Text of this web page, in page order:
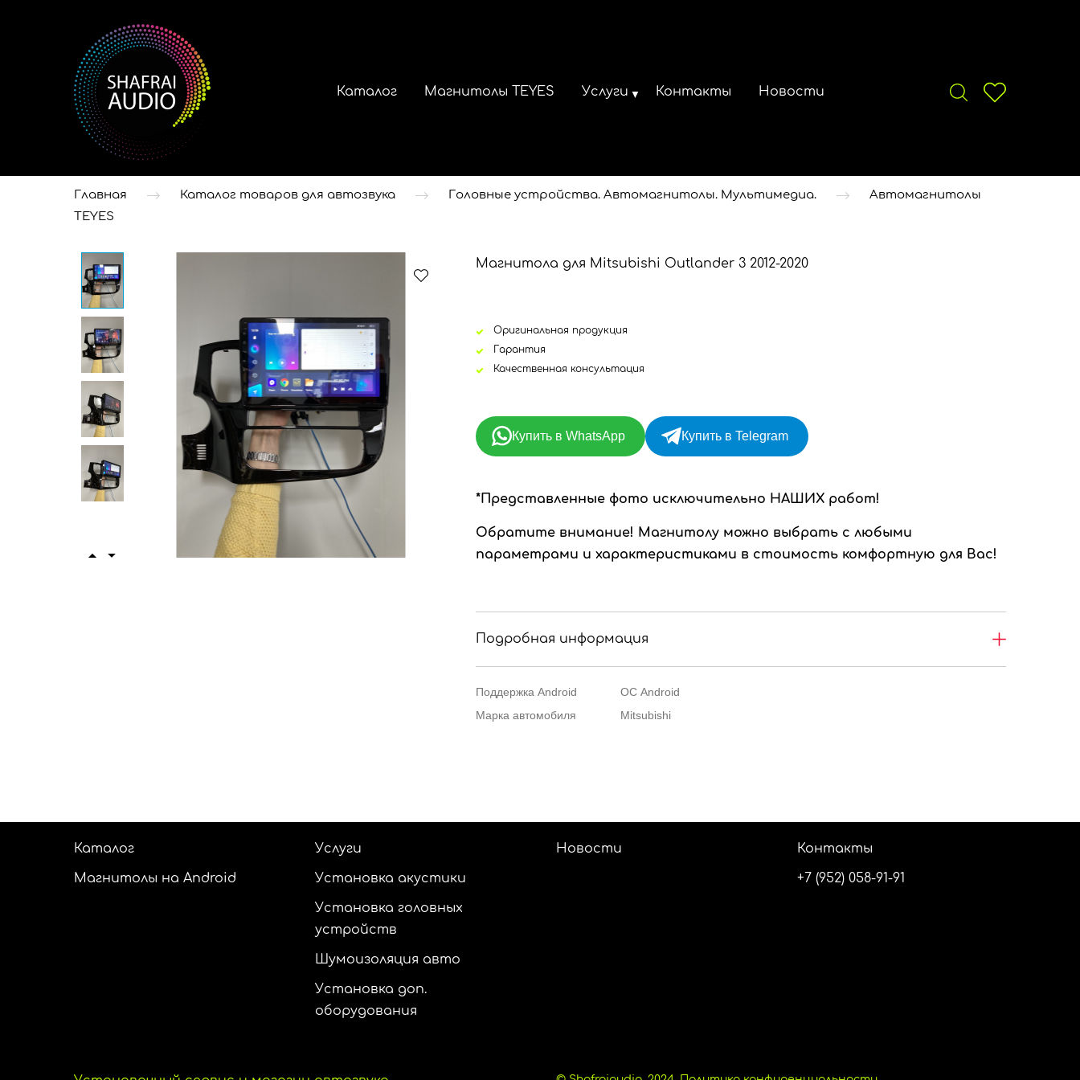
Каталог Магнитолы TEYES Услуги Контакты Новости
Главная Каталог товаров для автозвука Головные устройства. Автомагнитолы. Мультимедиа.
Автомагнитолы
TEYES
Магнитола для Mitsubishi Outlander 3 2012-2020
Оригинальная продукция
Гарантия
Качественная консультация
Купить в WhatsApp Купить в Telegram
*Представленные фото исключительно НАШИХ работ!
Обратите внимание! Магнитолу можно выбрать с любыми
параметрами и характеристиками в стоимость комфортную для Вас!
Подробная информация
Поддержка Android
ОС Android
Марка автомобиля
Mitsubishi
Каталог
Магнитолы на Android
Услуги
Установка акустики
Установка головных
устройств
Шумоизоляция авто
Установка доп.
оборудования
Новости Контакты
+7 (952) 058-91-91